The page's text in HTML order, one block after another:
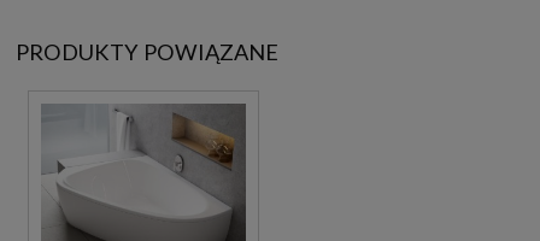
PRODUKTY POWIĄZANE